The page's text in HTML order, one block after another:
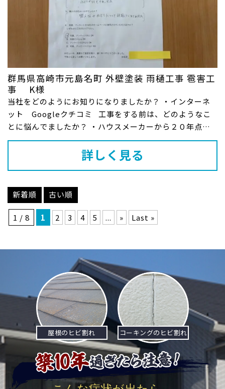
群馬県高崎市元島名町 外壁塗装 雨樋工事 雹害工
事 K様
当社をどのようにお知りになりましたか？ ・インターネ
ット Googleクチコミ 工事をする前は、どのようなこ
とに悩んでましたか？ ・ハウスメーカーから２０年点検
で外壁...
詳しく見る
新着順 古い順
1 / 8 1 2 3 4 5 ... » Last »
屋根のヒビ割れ コーキングのヒビ割れ